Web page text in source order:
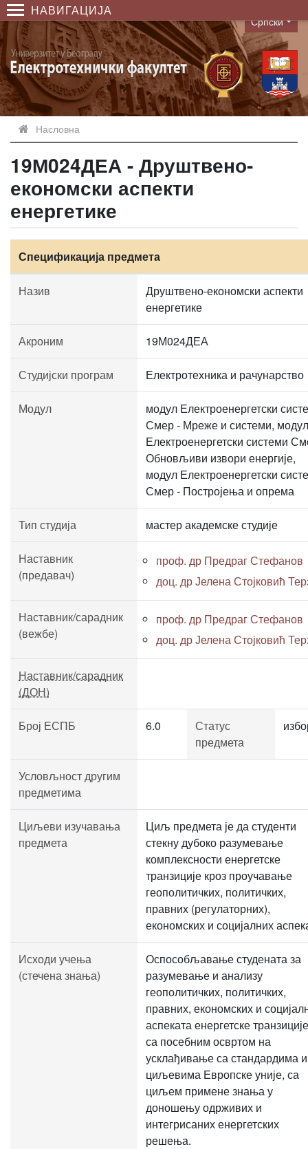
НАВИГАЦИЈА
Language
Српски
Насловна
19М024ДЕА - Друштвено-
економски аспекти
енергетике
Спецификација предмета
Назив
Друштвено-економски аспекти
енергетике
Акроним 19М024ДЕА
Студијски програм Електротехника и рачунарство
Модул
модул Електроенергетски
Смер - Мреже и системи, модул
Електроенергетски системи
Обновљиви извори енергије,
модул Електроенергетски
Смер - Постројења и опрема
Тип студија мастер академске студије
Наставник
(предавач)
проф. др Предраг Стефанов
доц. др Јелена Стојковић
Наставник/сарадник
(вежбе)
проф. др Предраг Стефанов
доц. др Јелена Стојковић
Наставник/сарадник
(ДОН)
Број ЕСПБ 6.0
Статус
предмета
Условљност другим
предметима
Циљеви изучавања
предмета
Циљ предмета је да студенти
стекну дубоко разумевање
комплексности енергетске
транзиције кроз проучавање
геополитичких, политичких,
правних (регулаторних),
економских и социјалних
Исходи учења
(стечена знања)
Оспособљавање студената за
разумевање и анализу
геополитичких, политичких,
правних, економских и
аспеката енергетске
са посебним освртом на
усклађивање са стандардима и
циљевима Европске уније, са
циљем примене знања у
доношењу одрживих и
интегрисаних енергетских
решења.